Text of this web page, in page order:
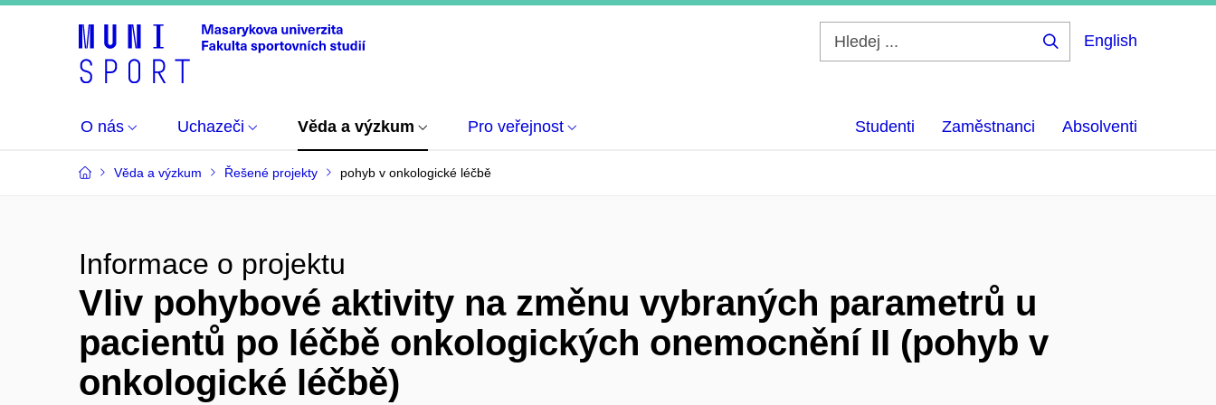
English
O nás Uchazeči Věda a výzkum Pro veřejnost Studenti Zaměstnanci Absolventi
Věda a výzkum Řešené projekty pohyb v onkologické léčbě
Informace o projektu
Vliv pohybové aktivity na změnu vybraných parametrů u
pacientů po léčbě onkologických onemocnění II (pohyb v
onkologické léčbě)